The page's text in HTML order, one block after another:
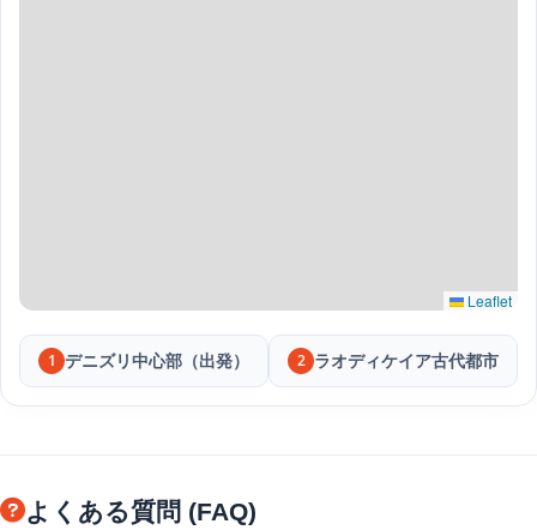
Leaflet
1 デニズリ中心部（出発） 2 ラオディケイア古代都市
よくある質問 (FAQ)